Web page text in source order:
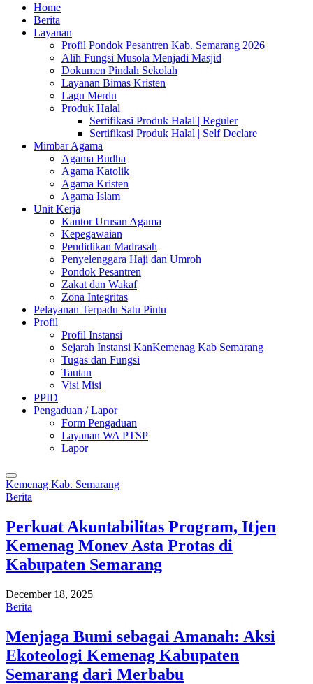
Home
Berita
Layanan
Profil Pondok Pesantren Kab. Semarang 2026
Alih Fungsi Musola Menjadi Masjid
Dokumen Pindah Sekolah
Layanan Bimas Kristen
Lagu Merdu
Produk Halal
Sertifikasi Produk Halal | Reguler
Sertifikasi Produk Halal | Self Declare
Mimbar Agama
Agama Budha
Agama Katolik
Agama Kristen
Agama Islam
Unit Kerja
Kantor Urusan Agama
Kepegawaian
Pendidikan Madrasah
Penyelenggara Haji dan Umroh
Pondok Pesantren
Zakat dan Wakaf
Zona Integritas
Pelayanan Terpadu Satu Pintu
Profil
Profil Instansi
Sejarah Instansi KanKemenag Kab Semarang
Tugas dan Fungsi
Tautan
Visi Misi
PPID
Pengaduan / Lapor
Form Pengaduan
Layanan WA PTSP
Lapor
Kemenag Kab. Semarang
Berita
Perkuat Akuntabilitas Program, Itjen
Kemenag Monev Asta Protas di
Kabupaten Semarang
December 18, 2025
Berita
Menjaga Bumi sebagai Amanah: Aksi
Ekoteologi Kemenag Kabupaten
Semarang dari Merbabu